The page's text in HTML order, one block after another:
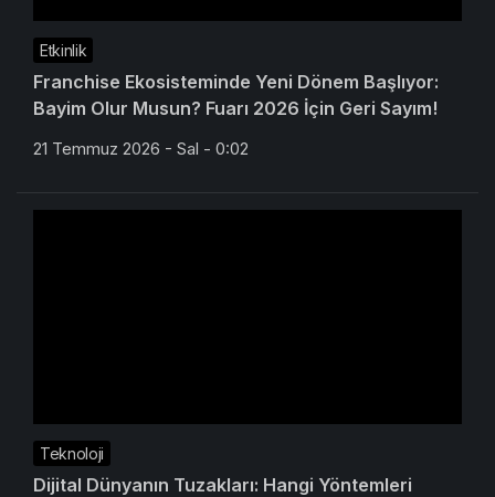
Etkinlik
Franchise Ekosisteminde Yeni Dönem Başlıyor:
Bayim Olur Musun? Fuarı 2026 İçin Geri Sayım!
21 Temmuz 2026 - Sal - 0:02
Teknoloji
Dijital Dünyanın Tuzakları: Hangi Yöntemleri